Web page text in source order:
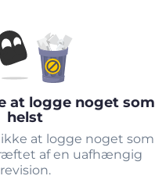
at logge noget som
helst
at logge noget som
af en uafhængig
revision.